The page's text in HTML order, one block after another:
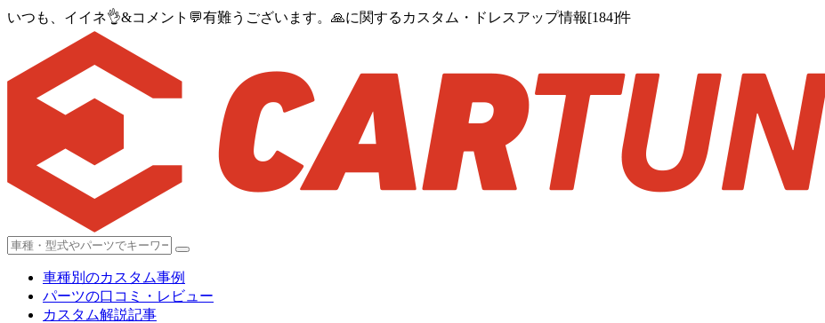
いつも、イイネ👌&コメント💬有難うございます。🙏に関するカスタム・ドレスアップ情報[184]件
車種別のカスタム事例
パーツの口コミ・レビュー
カスタム解説記事